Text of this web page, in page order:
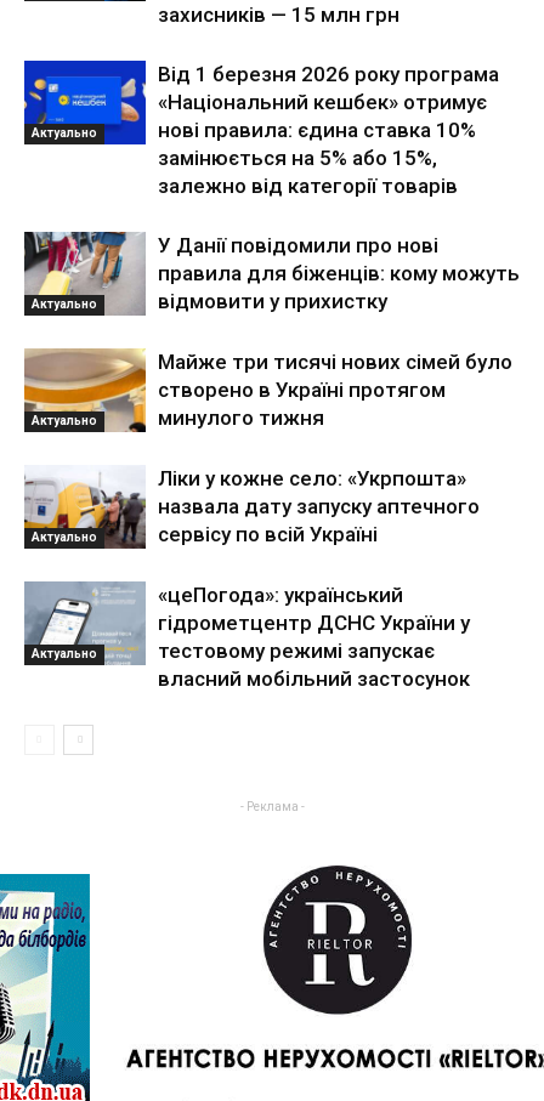
захисників — 15 млн грн
Актуально
Від 1 березня 2026 року програма
«Національний кешбек» отримує
нові правила: єдина ставка 10%
замінюється на 5% або 15%,
залежно від категорії товарів
Актуально
У Данії повідомили про нові
правила для біженців: кому можуть
відмовити у прихистку
Актуально
Майже три тисячі нових сімей було
створено в Україні протягом
минулого тижня
Актуально
Ліки у кожне село: «Укрпошта»
назвала дату запуску аптечного
сервісу по всій Україні
Актуально
«цеПогода»: український
гідрометцентр ДСНС України у
тестовому режимі запускає
власний мобільний застосунок
- Реклама -